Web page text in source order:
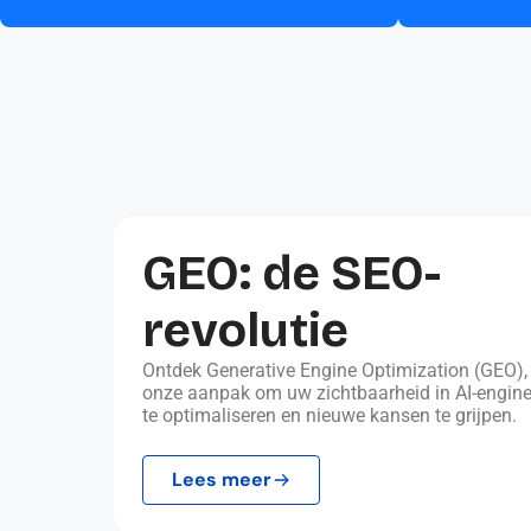
GEO: de SEO-
revolutie
Ontdek Generative Engine Optimization (GEO),
onze aanpak om uw zichtbaarheid in AI-
te optimaliseren en nieuwe kansen te grijpen.
Lees meer